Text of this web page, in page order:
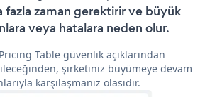
zaman gerektirir ve büyük
veya hatalara neden olur.
Table güvenlik açıklarından
şirketiniz büyümeye devam
karşılaşmanız olasıdır.